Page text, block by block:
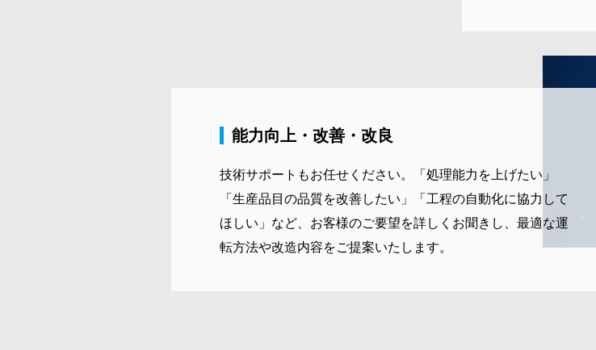
能力向上・改善・改良
技術サポートもお任せください。「処理能力を上げたい」
「生産品目の品質を改善したい」「工程の自動化に協力して
ほしい」など、お客様のご要望を詳しくお聞きし、最適な運
転方法や改造内容をご提案いたします。